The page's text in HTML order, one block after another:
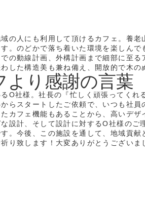
の人にも利用して頂けるカフェ。養
。のどかで落ち着いた環境を楽しん
の動線計画、外構計画まで細部に至
した構造美も兼ね備え、開放的で木
より感謝の言葉
O社様。社長の『忙しく頑張ってくれ
らスタートしたご依頼で、いつも社
たカフェ機能もあることから、高いデ
設計、そして設計に対するO社様の
。今後、この施設を通して、地域貢
り致します！大変ありがとうございま